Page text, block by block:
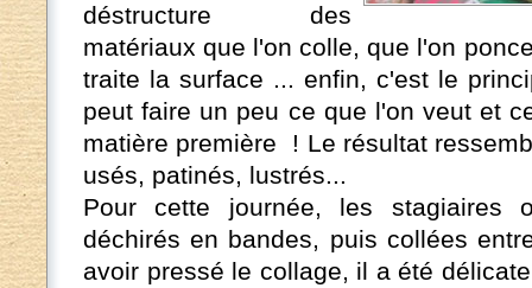
déstructure des
matériaux que l'on colle, que l'on
traite la surface ... enfin, c'est le
peut faire un peu ce que l'on veut et
matière première ! Le résultat
usés, patinés, lustrés...
Pour cette journée, les stagiaires
déchirés en bandes, puis collées
avoir pressé le collage, il a été